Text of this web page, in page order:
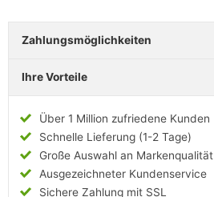
Zahlungsmöglichkeiten
Ihre Vorteile
Über 1 Million zufriedene Kunden
Schnelle Lieferung (1-2 Tage)
Große Auswahl an Markenqualität
Ausgezeichneter Kundenservice
Sichere Zahlung mit SSL